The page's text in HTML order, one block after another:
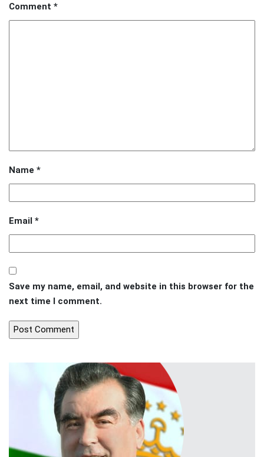
Comment *
Name *
Email *
Save my name, email, and website in this browser for the
next time I comment.